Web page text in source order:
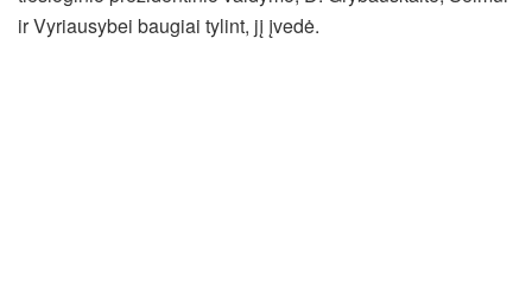
ir Vyriausybei baugiai tylint, jį įvedė.